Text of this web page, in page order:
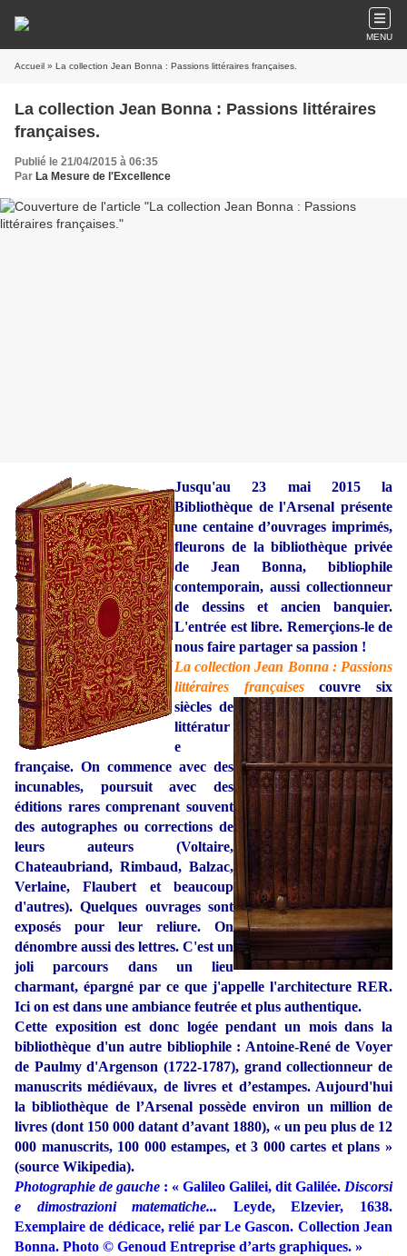
MENU
Accueil » La collection Jean Bonna : Passions littéraires françaises.
La collection Jean Bonna : Passions littéraires
françaises.
Publié le 21/04/2015 à 06:35
Par La Mesure de l'Excellence
Jusqu'au 23 mai 2015 la
Bibliothèque de l'Arsenal présente
une centaine d’ouvrages imprimés,
fleurons de la bibliothèque privée
de Jean Bonna, bibliophile
contemporain, aussi collectionneur
de dessins et ancien banquier.
L'entrée est libre. Remerçions-le de
nous faire partager sa passion !
La collection Jean Bonna : Passions
littéraires françaisescouvre six
siècles de
littératur
e
française. On commence avec des
incunables, poursuit avec des
éditions rares comprenant souvent
des autographes ou corrections de
leurs auteurs (Voltaire,
Chateaubriand, Rimbaud, Balzac,
Verlaine, Flaubert et beaucoup
d'autres). Quelques ouvrages sont
exposés pour leur reliure. On
dénombre aussi des lettres. C'est un
joli parcours dans un lieu
charmant, épargné par ce que j'appelle l'architecture RER.
Ici on est dans une ambiance feutrée et plus authentique.
Cette exposition est donc logée pendant un mois dans la
bibliothèque d'un autre bibliophile : Antoine-René de Voyer
de Paulmy d'Argenson (1722-1787), grand collectionneur de
manuscrits médiévaux, de livres et d’estampes. Aujourd'hui
la bibliothèque de l’Arsenal possède environ un million de
livres (dont 150 000 datant d’avant 1880), « un peu plus de 12
000 manuscrits, 100 000 estampes, et 3 000 cartes et plans »
(source Wikipedia).
Photographie de gauche : « Galileo Galilei, dit Galilée. Discorsi
e dimostrazioni matematiche... Leyde, Elzevier, 1638.
Exemplaire de dédicace, relié par Le Gascon. Collection Jean
Bonna. Photo © Genoud Entreprise d’arts graphiques. »